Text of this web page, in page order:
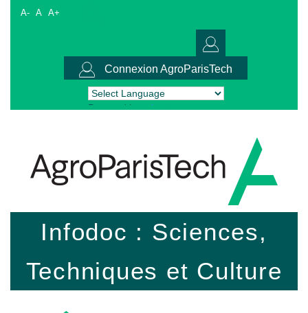
A- A A+
Connexion AgroParisTech
Powered by Translate
Infodoc : Sciences,
Techniques et Culture